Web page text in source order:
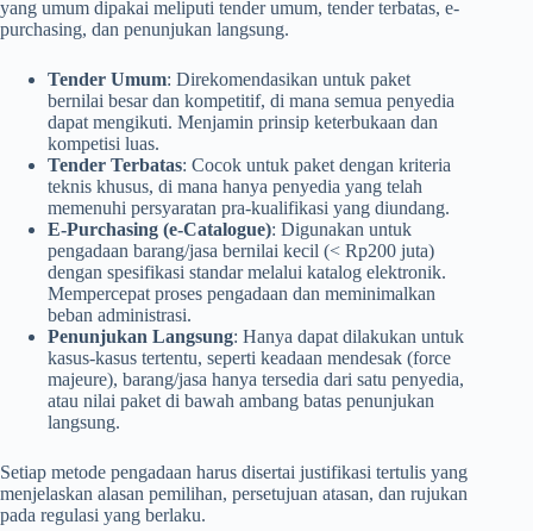
yang umum dipakai meliputi tender umum, tender terbatas, e-
purchasing, dan penunjukan langsung.
Tender Umum: Direkomendasikan untuk paket
bernilai besar dan kompetitif, di mana semua penyedia
dapat mengikuti. Menjamin prinsip keterbukaan dan
kompetisi luas.
Tender Terbatas: Cocok untuk paket dengan kriteria
teknis khusus, di mana hanya penyedia yang telah
memenuhi persyaratan pra-kualifikasi yang diundang.
E-Purchasing (e-Catalogue): Digunakan untuk
pengadaan barang/jasa bernilai kecil (< Rp200 juta)
dengan spesifikasi standar melalui katalog elektronik.
Mempercepat proses pengadaan dan meminimalkan
beban administrasi.
Penunjukan Langsung: Hanya dapat dilakukan untuk
kasus-kasus tertentu, seperti keadaan mendesak (force
majeure), barang/jasa hanya tersedia dari satu penyedia,
atau nilai paket di bawah ambang batas penunjukan
langsung.
Setiap metode pengadaan harus disertai justifikasi tertulis yang
menjelaskan alasan pemilihan, persetujuan atasan, dan rujukan
pada regulasi yang berlaku.